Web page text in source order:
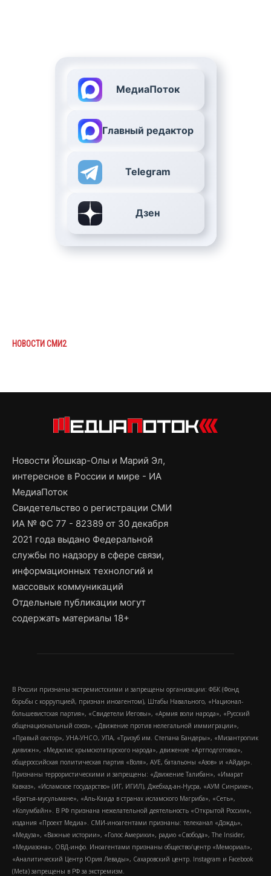
МедиаПоток
Главный редактор
Telegram
Дзен
НОВОСТИ СМИ2
Новости Йошкар-Олы и Марий Эл,
интересное в России и мире - ИА
МедиаПоток
Свидетельство о регистрации СМИ
ИА № ФС 77 - 82389 от 30 декабря
2021 года выдано Федеральной
службы по надзору в сфере связи,
информационных технологий и
массовых коммуникаций
Отдельные публикации могут
содержать материалы 18+
В России признаны экстремистскими и запрещены организации: ФБК (Фонд
борьбы с коррупцией, признан иноагентом), Штабы Навального, «Национал-
большевистская партия», «Свидетели Иеговы», «Армия воли народа», «Русский
общенациональный союз», «Движение против нелегальной иммиграции»,
«Правый сектор», УНА-УНСО, УПА, «Тризуб им. Степана Бандеры», «Мизантропик
дивижн», «Меджлис крымскотатарского народа», движение «Артподготовка»,
общероссийская политическая партия «Воля», АУЕ, батальоны «Азов» и «Айдар».
Признаны террористическими и запрещены: «Движение Талибан», «Имарат
Кавказ», «Исламское государство» (ИГ, ИГИЛ), Джебхад-ан-Нусра, «АУМ Синрике»,
«Братья-мусульмане», «Аль-Каида в странах исламского Магриба», «Сеть»,
«Колумбайн». В РФ признана нежелательной деятельность «Открытой России»,
издания «Проект Медиа». СМИ-иноагентами признаны: телеканал «Дождь»,
«Медуза», «Важные истории», «Голос Америки», радио «Свобода», The Insider,
«Медиазона», ОВД-инфо. Иноагентами признаны общество/центр «Мемориал»,
«Аналитический Центр Юрия Левады», Сахаровский центр. Instagram и Facebook
(Metа) запрещены в РФ за экстремизм.